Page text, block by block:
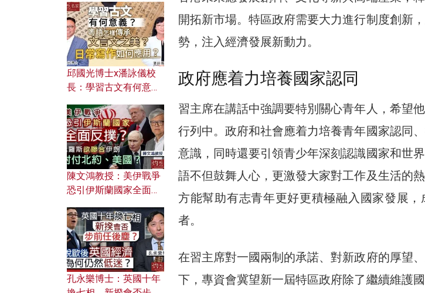
開拓新市場。特區政府需要大力進行制度創新
勢，注入經濟發展新動力。
政府應着力培養國家認同
習主席在講話中強調要特別關心青年人，希望
行列中。政府和社會應着力培養青年國家認同
意識，同時還要引領青少年深刻認識國家和世
語不但鼓舞人心，更激發大家對工作及生活的
方能幫助有志青年更好更積極融入國家發展
者。
在習主席對一國兩制的承諾、對新政府的厚望
下，專資會冀望新一屆特區政府除了繼續維護
風險攻擊美軍，背後有
何盤算？
邱國光博士x潘詠儀校
長：學習古文有何意
文之美？ 日常寫作如何
應用？
陳文鴻教授：美伊戰爭
恐引伊斯蘭國家全面反
對付北約美國？
孔永樂博士：英國十年